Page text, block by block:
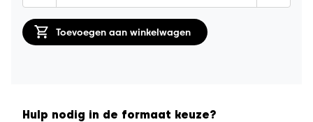
quantityToevoegen aan winkelwagen
Hulp nodig in de formaat keuze?